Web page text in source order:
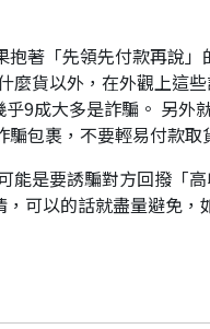
著「先領先付款再說」
麼貨以外，在外觀上這
9成大多是詐騙。 另外
包裹，不要輕易付款取
能是要誘騙對方回撥「
可以的話就盡量避免，